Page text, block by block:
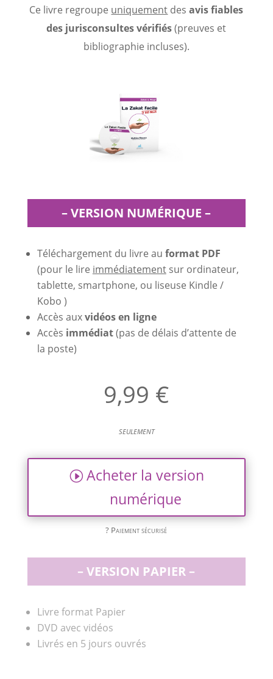
Ce livre regroupe uniquement desavis fiables
des jurisconsultes vérifiés(preuves et
bibliographie incluses).
– VERSION NUMÉRIQUE –
Téléchargement du livre au format PDF
(pour le lire immédiatementsur ordinateur,
tablette, smartphone, ou liseuse Kindle /
Kobo )
Accès auxvidéos en ligne
Accès immédiat(pas de délais d’attente de
la poste)
9,99 €
seulement
Acheter la version
numérique
? Paiement sécurisé
– VERSION PAPIER –
Livre format Papier
DVD avec vidéos
Livrés en 5 jours ouvrés